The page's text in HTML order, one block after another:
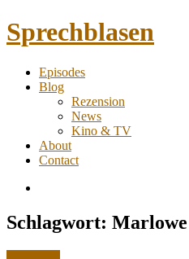
Sprechblasen
Comic
Podcast
Episodes
BlogToggle
child
menu
Rezension
News
Kino & TV
About
Contact
Toggle
navigation
Schlagwort: Marlowe